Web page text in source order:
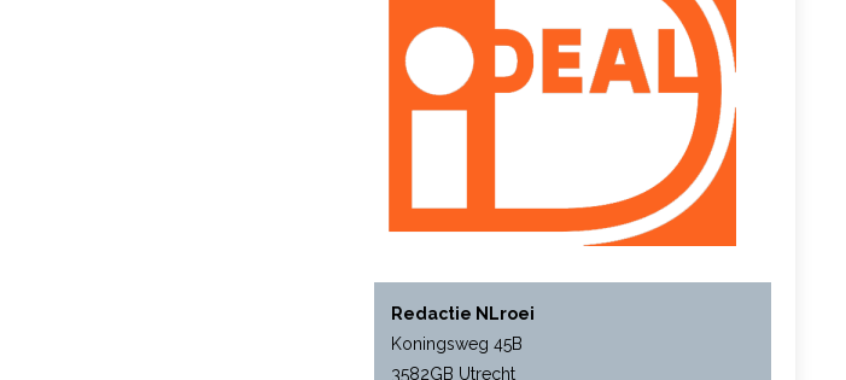
Redactie NLroei
Koningsweg 45B
3582GB Utrecht